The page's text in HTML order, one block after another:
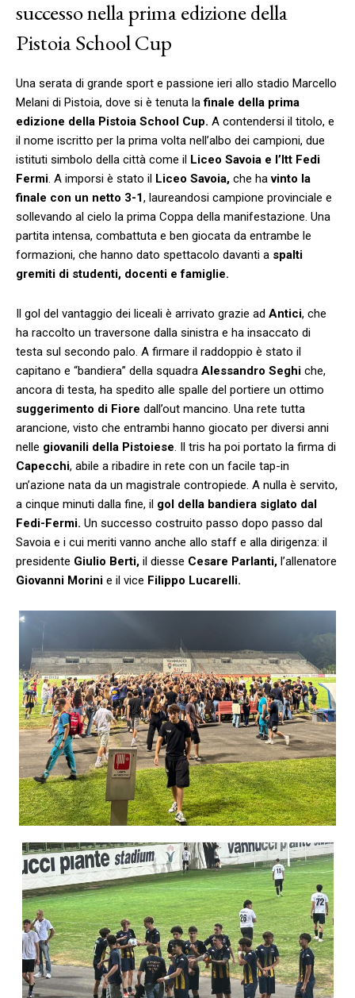
successo nella prima edizione della
Pistoia School Cup
Una serata di grande sport e passione ieri allo stadio Marcello
Melani di Pistoia, dove si è tenuta lafinale della prima
edizione della Pistoia School Cup. A contendersi il titolo, e
il nome iscritto per la prima volta nell’albo dei campioni, due
istituti simbolo della città come il Liceo Savoia e l’Itt Fedi
Fermi. A imporsi è stato il Liceo Savoia, che havinto la
finale con un netto 3-1, laureandosi campione provinciale e
sollevando al cielo la prima Coppa della manifestazione. Una
partita intensa, combattuta e ben giocata da entrambe le
formazioni, che hanno dato spettacolo davanti a spalti
gremiti di studenti, docenti e famiglie.
Il gol del vantaggio dei liceali è arrivato grazie ad Antici, che
ha raccolto un traversone dalla sinistra e ha insaccato di
testa sul secondo palo. A firmare il raddoppio è stato il
capitano e “bandiera” della squadra Alessandro Seghi che,
ancora di testa, ha spedito alle spalle del portiere un ottimo
suggerimento di Fiore dall’out mancino. Una rete tutta
arancione, visto che entrambi hanno giocato per diversi anni
nelle giovanili della Pistoiese. Il tris ha poi portato la firma di
Capecchi, abile a ribadire in rete con un facile tap-in
un’azione nata da un magistrale contropiede. A nulla è servito,
a cinque minuti dalla fine, il gol della bandiera siglato dal
Fedi-Fermi. Un successo costruito passo dopo passo dal
Savoia e i cui meriti vanno anche allo staff e alla dirigenza: il
presidente Giulio Berti, il diesse Cesare Parlanti, l’allenatore
Giovanni Morini e il vice Filippo Lucarelli.